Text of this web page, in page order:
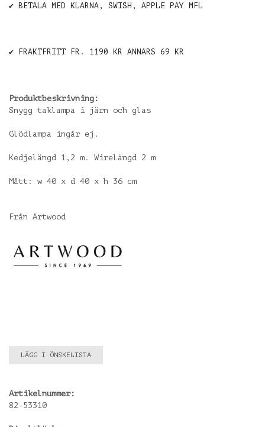
✔️ BETALA MED KLARNA, SWISH, APPLE PAY MFL
✔️ FRAKTFRITT FR. 1190 KR ANNARS 69 KR
Produktbeskrivning:
Snygg taklampa i järn och glas
Glödlampa ingår ej.
Kedjelängd 1,2 m. Wirelängd 2 m
Mått: w 40 x d 40 x h 36 cm
Från Artwood
LÄGG I ÖNSKELISTA
Artikelnummer:
82-53310